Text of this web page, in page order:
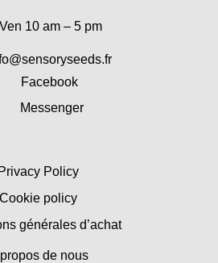
10 am – 5 pm
Facebook
Messenger
Privacy Policy
Cookie policy
générales d’achat
de nous